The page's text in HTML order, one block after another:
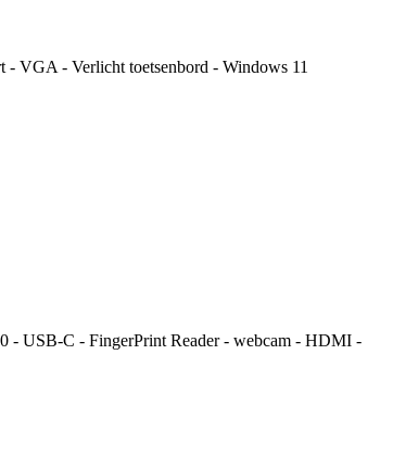
VGA - Verlicht toetsenbord - Windows 11
- USB-C - FingerPrint Reader - webcam - HDMI -